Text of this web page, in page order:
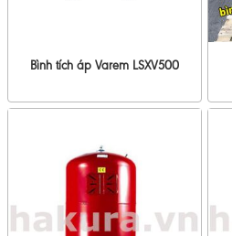
Bình tích áp Varem LSXV500